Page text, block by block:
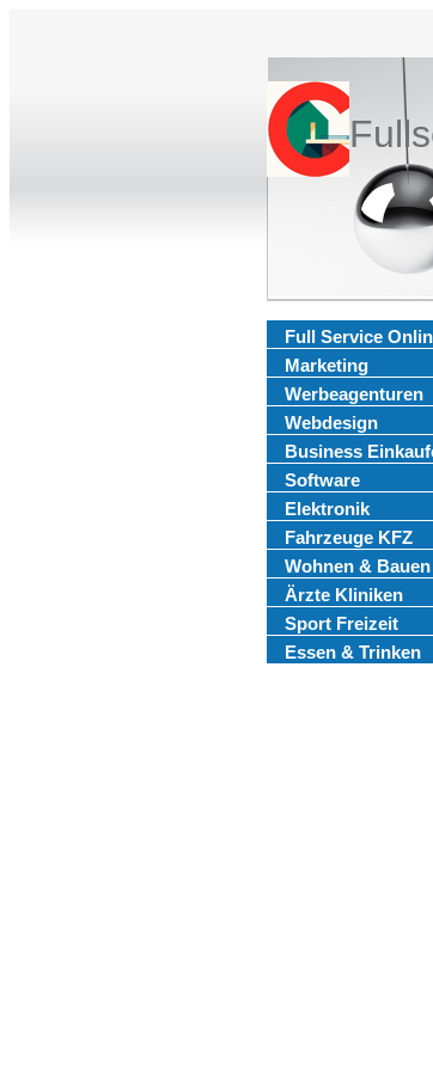
Full Service
Marketing
Werbeagenturen
Webdesign
Business
Software
Elektronik
Fahrzeuge KFZ
Wohnen & Bauen
Ärzte Kliniken
Sport Freizeit
Essen & Trinken